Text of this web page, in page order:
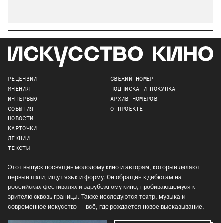
РЕЦЕНЗИИ
МНЕНИЯ
ИНТЕРВЬЮ
СОБЫТИЯ
НОВОСТИ
КАРТОЧКИ
ЛЕКЦИИ
ТЕКСТЫ
СВЕЖИЙ НОМЕР
ПОДПИСКА И ПОКУПКА
АРХИВ НОМЕРОВ
О ПРОЕКТЕ
Этот выпуск посвящён молодому кино и авторам, которые делают
первые шаги, ищут язык и форму. Он обращён к дебютам на
российских фестивалях и зарубежному кино, пробивающемуся к
зрителю сквозь границы. Также исследуются театр, музыка и
современное искусство — всё, где рождается новое высказывание.